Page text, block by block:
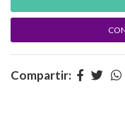
Compartir: